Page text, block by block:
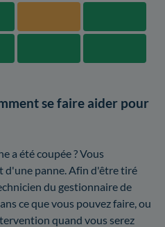
se faire aider pour
a été coupée ? Vous
d'une panne. Afin d'être tiré
du gestionnaire de
ce que vous pouvez faire, ou
quand vous serez